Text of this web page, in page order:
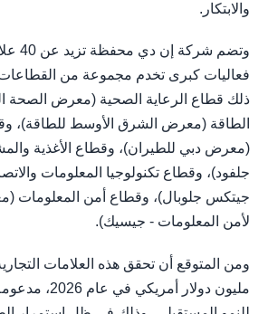
والابتكار.
وتضم
فعاليات كبرى تخدم مجموعة من القطاعات
ذلك قطاع الرعاية الصحية (معرض الصحة
الطاقة (معرض الشرق الأوسط للطاقة)،
(معرض دبي للطيران)، وقطاع الأغذية
جلفود)، وقطاع تكنولوجيا المعلومات
جيتكس جلوبال)، وقطاع أمن المعلومات
لأمن المعلومات - جيسيك).
مليون دولار